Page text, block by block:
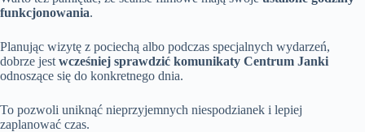
funkcjonowania.
Planując wizytę z pociechą albo podczas specjalnych wydarzeń,
dobrze jest wcześniej sprawdzić komunikaty Centrum Janki
odnoszące się do konkretnego dnia.
To pozwoli uniknąć nieprzyjemnych niespodzianek i lepiej
zaplanować czas.